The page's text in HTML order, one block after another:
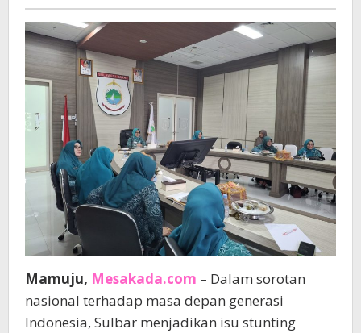
Banyak
Fokus
ke
Stunting
Mamuju, Mesakada.com – Dalam sorotan
nasional terhadap masa depan generasi
Indonesia, Sulbar menjadikan isu stunting